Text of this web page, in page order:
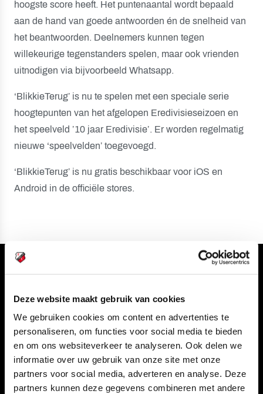
Deze website maakt gebruik van cookies
We gebruiken cookies om content en advertenties te
personaliseren, om functies voor social media te bieden
en om ons websiteverkeer te analyseren. Ook delen we
informatie over uw gebruik van onze site met onze
partners voor social media, adverteren en analyse. Deze
partners kunnen deze gegevens combineren met andere
hoogste score heeft. Het puntenaantal wordt bepaald
aan de hand van goede antwoorden én de snelheid van
het beantwoorden. Deelnemers kunnen tegen
willekeurige tegenstanders spelen, maar ook vrienden
uitnodigen via bijvoorbeeld Whatsapp.
‘BlikkieTerug’ is nu te spelen met een speciale serie
hoogtepunten van het afgelopen Eredivisieseizoen en
het speelveld ’10 jaar Eredivisie’. Er worden regelmatig
nieuwe ‘speelvelden’ toegevoegd.
‘BlikkieTerug’ is nu gratis beschikbaar voor iOS en
Android in de officiële stores.
Navigeer naar
CLUB
TEAMS
FOUNDATION
KAARTVERKOOP